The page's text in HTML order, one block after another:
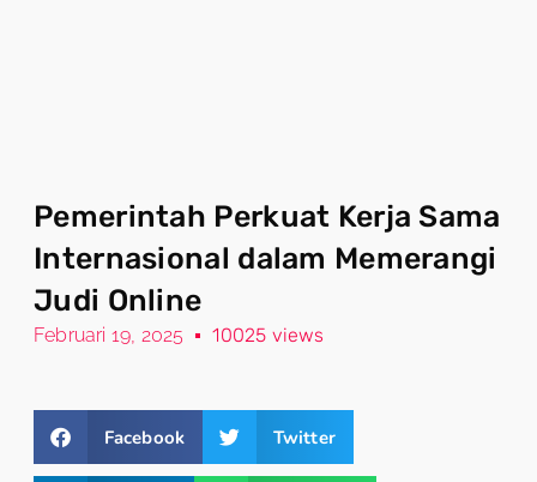
Pemerintah Perkuat Kerja Sama
Internasional dalam Memerangi
Judi Online
Februari 19, 2025 10025 views
Facebook Twitter